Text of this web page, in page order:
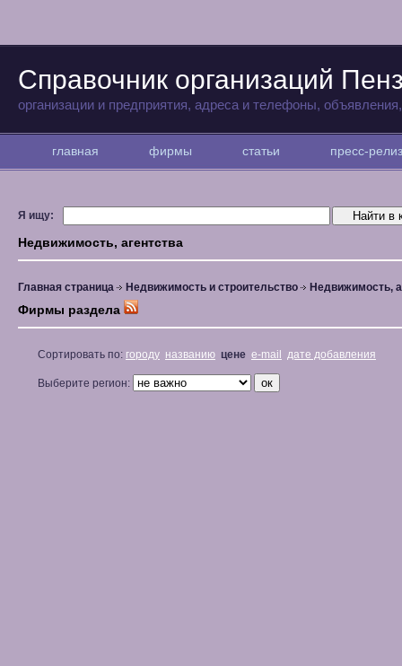
Справочник организаций
организации и предприятия, адреса и телефоны,
главная фирмы статьи пресс-
Я ищу:
Недвижимость, агентства
Главная страница Недвижимость и строительство Недвижимость,
Фирмы раздела
Сортировать по: городу названию цене e-mail дате добавления
Выберите регион: